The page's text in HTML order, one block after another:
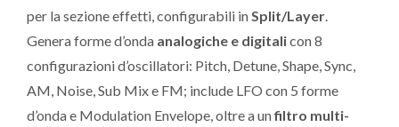
per la sezione effetti, configurabili in Split/Layer
Genera forme d’onda analogiche e digitalicon 8
configurazioni d’oscillatori: Pitch, Detune, Shape, Sync,
AM, Noise, Sub Mix e FM; include LFO con 5 forme
d’onda e Modulation Envelope, oltre a unfiltro multi-